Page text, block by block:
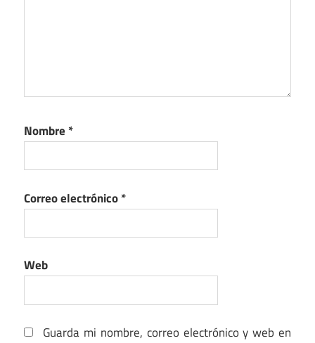
Nombre *
Correo electrónico*
Web
Guarda mi nombre, correo electrónico y web en